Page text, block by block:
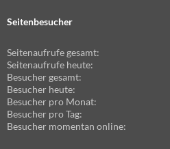
Seitenbesucher
Seitenaufrufe gesamt:
Seitenaufrufe heute:
Besucher gesamt:
Besucher heute:
Besucher pro Monat:
Besucher pro Tag:
Besucher momentan online: